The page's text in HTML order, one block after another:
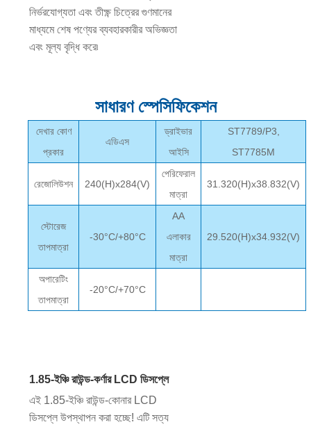
নির্ভরযোগ্যতা এবং তীক্ষ্ণ চিত্রের গুণমানের
মাধ্যমে শেষ পণ্যের ব্যবহারকারীর অভিজ্ঞতা
এবং মূল্য বৃদ্ধি করে৷
সাধারণ স্পেসিফিকেশন
দেখার কোণ
প্রকার
এডিএস
ড্রাইভার
আইসি
ST7789/P3,
ST7785M
রেজোলিউশন 240(H)x284(V)
পেরিফেরাল
মাত্রা
31.320(H)x38.832(V)
স্টোরেজ
তাপমাত্রা
-30°C/+80°C
AA
এলাকার
মাত্রা
29.520(H)x34.932(V)
অপারেটিং
তাপমাত্রা
-20°C/+70°C
1.85-ইঞ্চি রাউন্ড-কর্ণার LCD ডিসপ্লে
এই 1.85-ইঞ্চি রাউন্ড-কোনার LCD
ডিসপ্লে উপস্থাপন করা হচ্ছে! এটি সত্য